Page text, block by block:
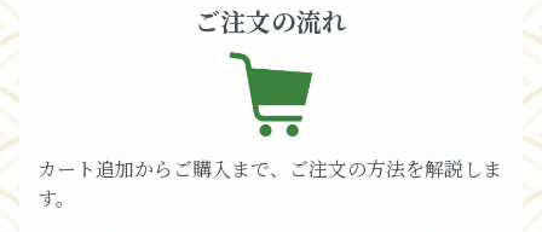
ご注文の流れ
カート追加からご購入まで、ご注文の方法を解説しま
す。